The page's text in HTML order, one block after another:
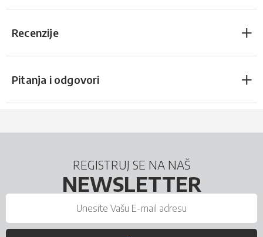
Recenzije
Pitanja i odgovori
REGISTRUJ SE NA NAŠ
NEWSLETTER